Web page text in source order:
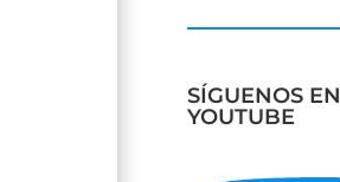
SÍGUENOS EN
YOUTUBE